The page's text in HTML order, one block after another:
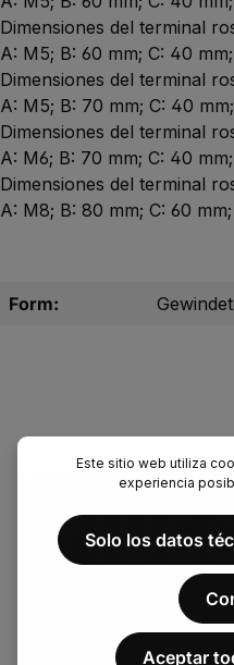
Dimensiones del terminal
A: M5; B: 60 mm; C: 40
Dimensiones del terminal
A: M5; B: 70 mm; C: 40
Dimensiones del terminal
A: M6; B: 70 mm; C: 40
Dimensiones del terminal
A: M8; B: 80 mm; C: 60
Form:
Este sitio web utiliza
experiencia
Solo los datos
Aceptar